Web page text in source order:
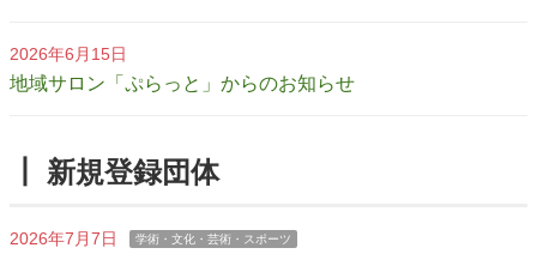
2026年6月15日
地域サロン「ぷらっと」からのお知らせ
┃ 新規登録団体
2026年7月7日 学術・文化・芸術・スポーツ